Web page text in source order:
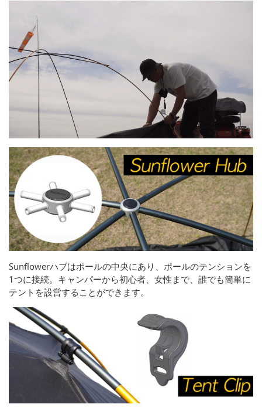
Sunflowerハブはポールの中央にあり、ポールのテンションを
1つに接続。キャンパーから初心者、女性まで、誰でも簡単に
テントを設営することができます。